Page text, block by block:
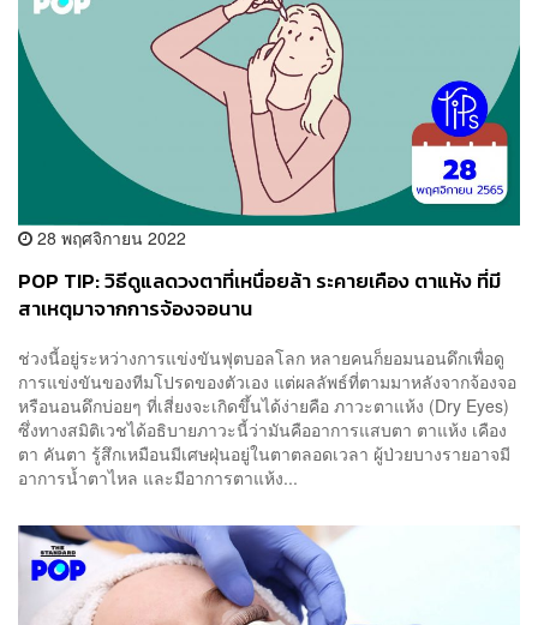
28 พฤศจิกายน 2022
POP TIP: วิธีดูแลดวงตาที่เหนื่อยล้า ระคายเคือง ตาแห้ง ที่มี
สาเหตุมาจากการจ้องจอนาน
ช่วงนี้อยู่ระหว่างการแข่งขันฟุตบอลโลก หลายคนก็ยอมนอนดึกเพื่อดู
การแข่งขันของทีมโปรดของตัวเอง แต่ผลลัพธ์ที่ตามมาหลังจากจ้องจอ
หรือนอนดึกบ่อยๆ ที่เสี่ยงจะเกิดขึ้นได้ง่ายคือ ภาวะตาแห้ง (Dry Eyes)
ซึ่งทางสมิติเวชได้อธิบายภาวะนี้ว่ามันคืออาการแสบตา ตาแห้ง เคือง
ตา คันตา รู้สึกเหมือนมีเศษฝุ่นอยู่ในตาตลอดเวลา ผู้ป่วยบางรายอาจมี
อาการน้ำตาไหล และมีอาการตาแห้ง...